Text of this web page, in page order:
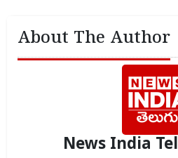
About The Author
News India